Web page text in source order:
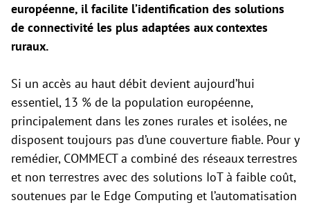
européenne, il facilite l’identification des solutions
de connectivité les plus adaptées aux contextes
ruraux.
Si un accès au haut débit devient aujourd’hui
essentiel, 13 % de la population européenne,
principalement dans les zones rurales et isolées, ne
disposent toujours pas d’une couverture fiable. Pour y
remédier, COMMECT a combiné des réseaux terrestres
et non terrestres avec des solutions IoT à faible coût,
soutenues par le Edge Computing et l’automatisation